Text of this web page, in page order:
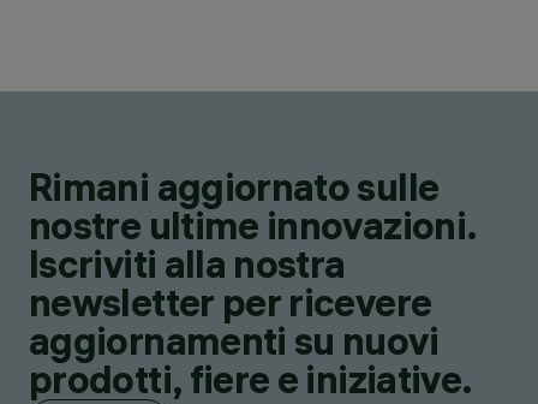
Rimani aggiornato sulle
nostre ultime innovazioni.
Iscriviti alla nostra
newsletter per ricevere
aggiornamenti su nuovi
prodotti, fiere e iniziative.